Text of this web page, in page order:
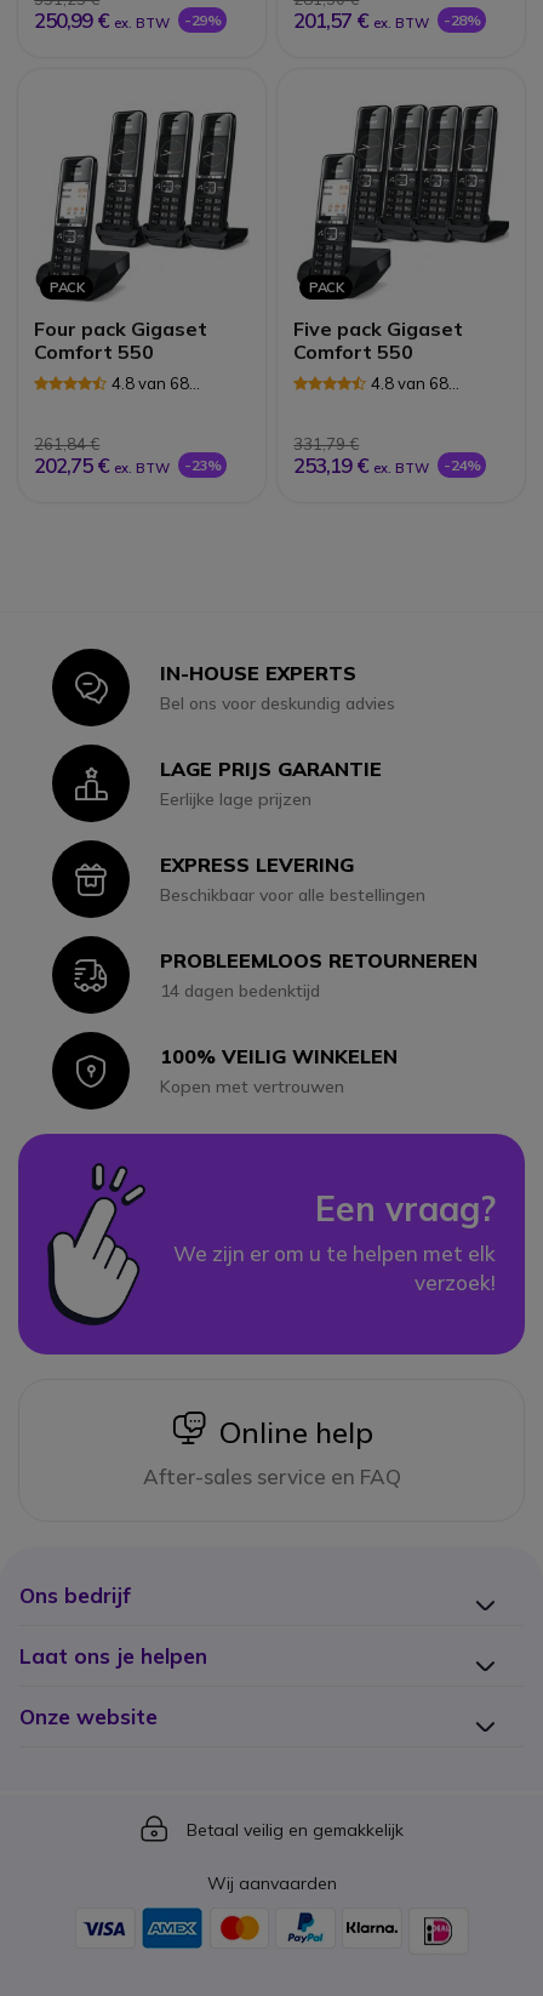
250,99 € ex. BTW -29% 201,57 € ex. BTW -28%
PACK
Four pack Gigaset
Comfort 550
4.8 van 68
261,84 €
202,75 € ex. BTW -23%
PACK
Five pack Gigaset
Comfort 550
4.8 van 68
331,79 €
253,19 € ex. BTW -24%
IconIN-HOUSE EXPERTS
Bel ons voor deskundig advies
IconLAGE PRIJS GARANTIE
Eerlijke lage prijzen
IconEXPRESS LEVERING
Beschikbaar voor alle bestellingen
IconPROBLEEMLOOS RETOURNEREN
14 dagen bedenktijd
Icon100% VEILIG WINKELEN
Kopen met vertrouwen
Een vraag?
We zijn er om u te helpen met elk
verzoek!
icon
Online help
After-sales service en FAQ
Ons bedrijf
Laat ons je helpen
Onze website
Icon
Betaal veilig en gemakkelijk
Wij aanvaarden